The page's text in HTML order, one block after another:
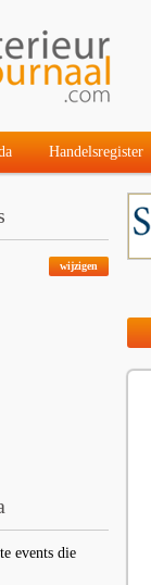
Handelsregister
wijzigen
events die